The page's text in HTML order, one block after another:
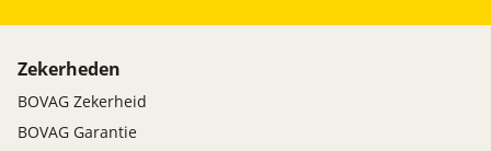
Zekerheden
BOVAG Zekerheid
BOVAG Garantie